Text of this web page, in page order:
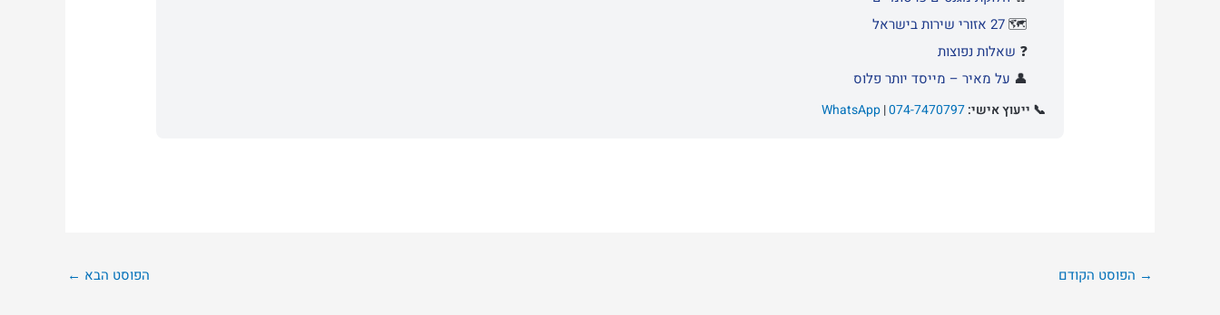
🗺️27 אזורי שירות בישראל
❓ שאלות נפוצות
👤 על מאיר – מייסד יותר פלוס
📞 ייעוץ אישי:074-7470797
|
WhatsApp
→ הפוסט הקודם הפוסט הבא ←